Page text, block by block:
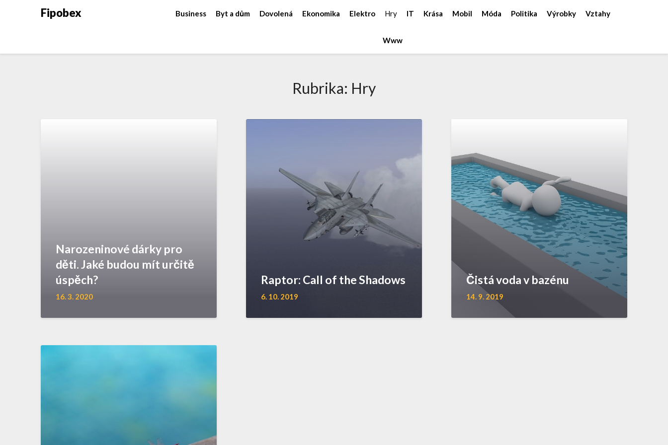
Fipobex Business Byt a dům Dovolená Ekonomika Elektro Hry IT Krása Mobil Móda Politika Výrobky Vztahy
Www
Rubrika: Hry
Narozeninové dárky pro
děti. Jaké budou mít určitě
úspěch?
16. 3. 2020
Raptor: Call of the Shadows
6. 10. 2019
Čistá voda v bazénu
14. 9. 2019